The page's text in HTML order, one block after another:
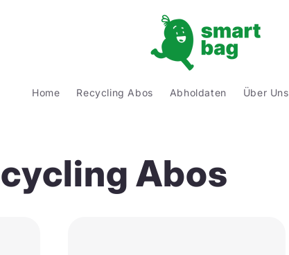
Home Recycling Abos Abholdaten Über Uns
Abos